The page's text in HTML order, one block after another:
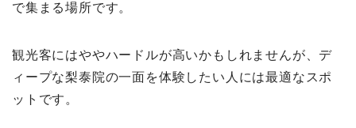
で集まる場所です。
観光客にはややハードルが高いかもしれませんが、デ
ィープな梨泰院の一面を体験したい人には最適なスポ
ットです。